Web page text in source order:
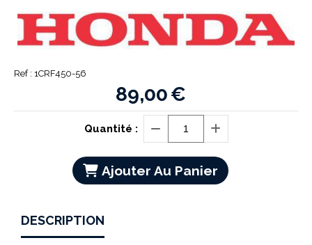
Ref : 1CRF450-56
89,00€
Quantité :
Ajouter Au Panier
DESCRIPTION